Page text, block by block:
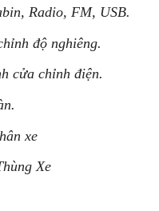
Radio, FM, USB.
độ nghiêng.
cửa chỉnh điện.
xe
Xe